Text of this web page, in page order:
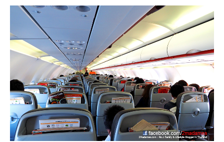
ฮ่องกง
มาเก๊า
มัลดีฟส์
อินเดีย
อินโดนีเซีย
เกาหลีใต้
ฮ่องกง
ไต้หวัน
ฟิลิปปินส์